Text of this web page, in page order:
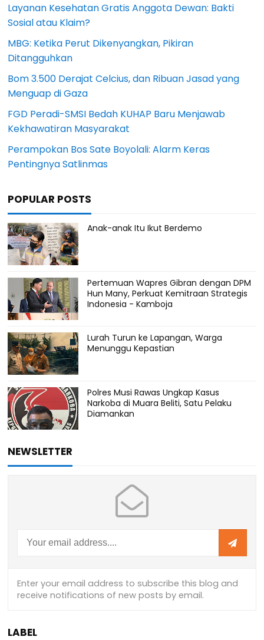
Layanan Kesehatan Gratis Anggota Dewan: Bakti
Sosial atau Klaim?
MBG: Ketika Perut Dikenyangkan, Pikiran
Ditangguhkan
Bom 3.500 Derajat Celcius, dan Ribuan Jasad yang
Menguap di Gaza
FGD Peradi-SMSI Bedah KUHAP Baru Menjawab
Kekhawatiran Masyarakat
Perampokan Bos Sate Boyolali: Alarm Keras
Pentingnya Satlinmas
POPULAR POSTS
Anak-anak Itu Ikut Berdemo
Pertemuan Wapres Gibran dengan DPM
Hun Many, Perkuat Kemitraan Strategis
Indonesia - Kamboja
Lurah Turun ke Lapangan, Warga
Menunggu Kepastian
Polres Musi Rawas Ungkap Kasus
Narkoba di Muara Beliti, Satu Pelaku
Diamankan
NEWSLETTER
LABEL